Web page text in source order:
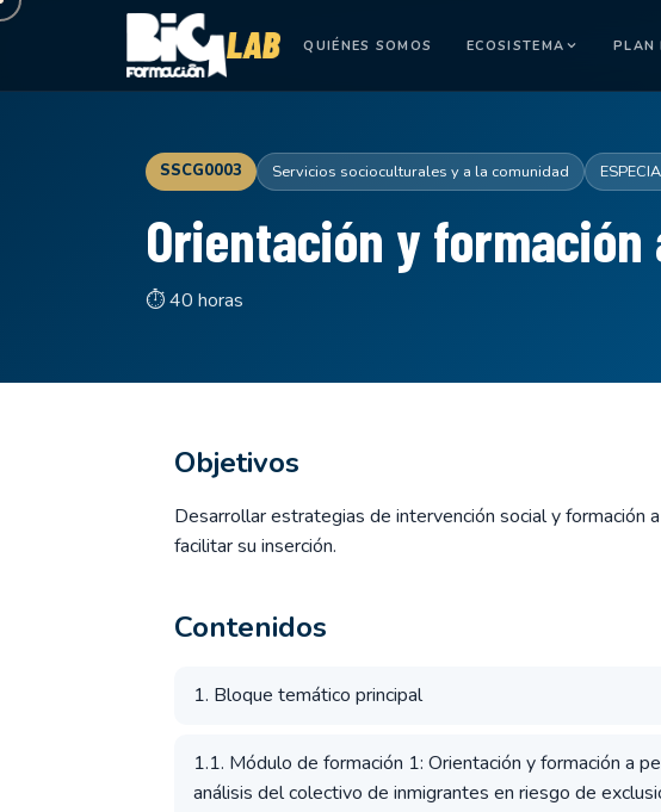
QUIÉNES SOMOS ECOSISTEMA PLAN
SSCG0003 Servicios socioculturales y a la comunidad
Orientación y
⏱ 40 horas
Objetivos
Desarrollar estrategias de intervención social y formación
facilitar su inserción.
Contenidos
1. Bloque temático principal
1.1. Módulo de formación 1: Orientación y formación a
análisis del colectivo de inmigrantes en riesgo de